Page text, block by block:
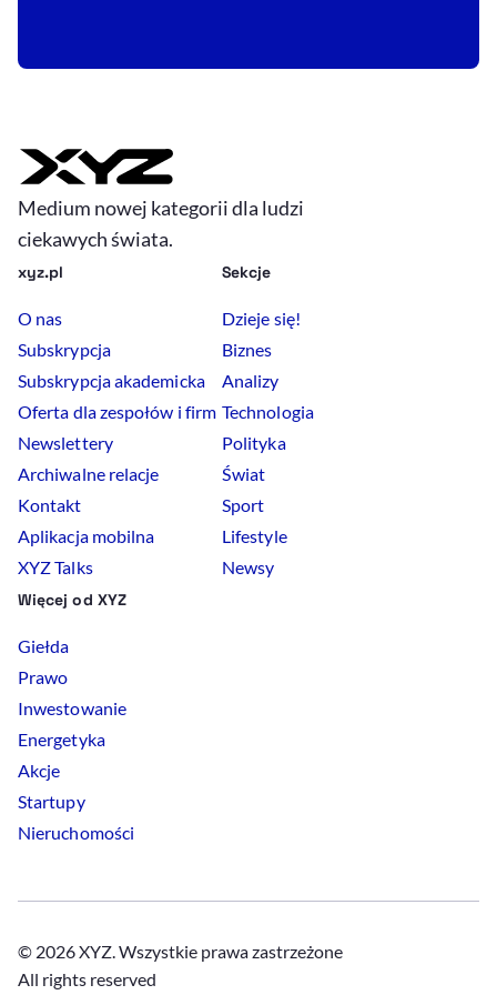
Medium nowej kategorii dla ludzi
ciekawych świata.
xyz.pl
O nas
Subskrypcja
Subskrypcja akademicka
Oferta dla zespołów i firm
Newslettery
Archiwalne relacje
Kontakt
Aplikacja mobilna
XYZ Talks
Sekcje
Dzieje się!
Biznes
Analizy
Technologia
Polityka
Świat
Sport
Lifestyle
Newsy
Więcej od XYZ
Giełda
Prawo
Inwestowanie
Energetyka
Akcje
Startupy
Nieruchomości
© 2026 XYZ. Wszystkie prawa zastrzeżone
All rights reserved